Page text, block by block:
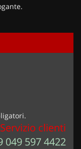
*
per finalità di
Servizio clienti
049 597 4422